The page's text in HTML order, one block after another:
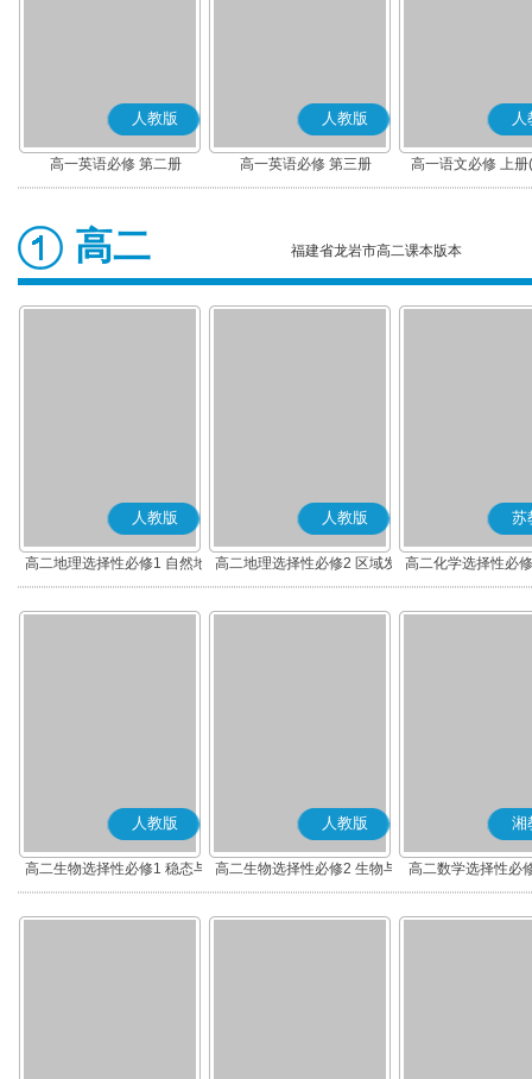
人教版
高一英语必修 第二册
人教版
高一英语必修 第三册
人
高一语文必修 上
高二 福建省龙岩市高二课本版本
人教版
高二地理选择性必修1 自然地
理基础
人教版
高二地理选择性必修2 区域发
展
苏
高二化学选择性必
应原理
人教版
高二生物选择性必修1 稳态与
调节
人教版
高二生物选择性必修2 生物与
环境
湘
高二数学选择性必